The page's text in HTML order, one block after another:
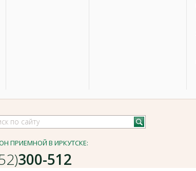
ПРИЕМНОЙ В ИРКУТСКЕ:
300-512